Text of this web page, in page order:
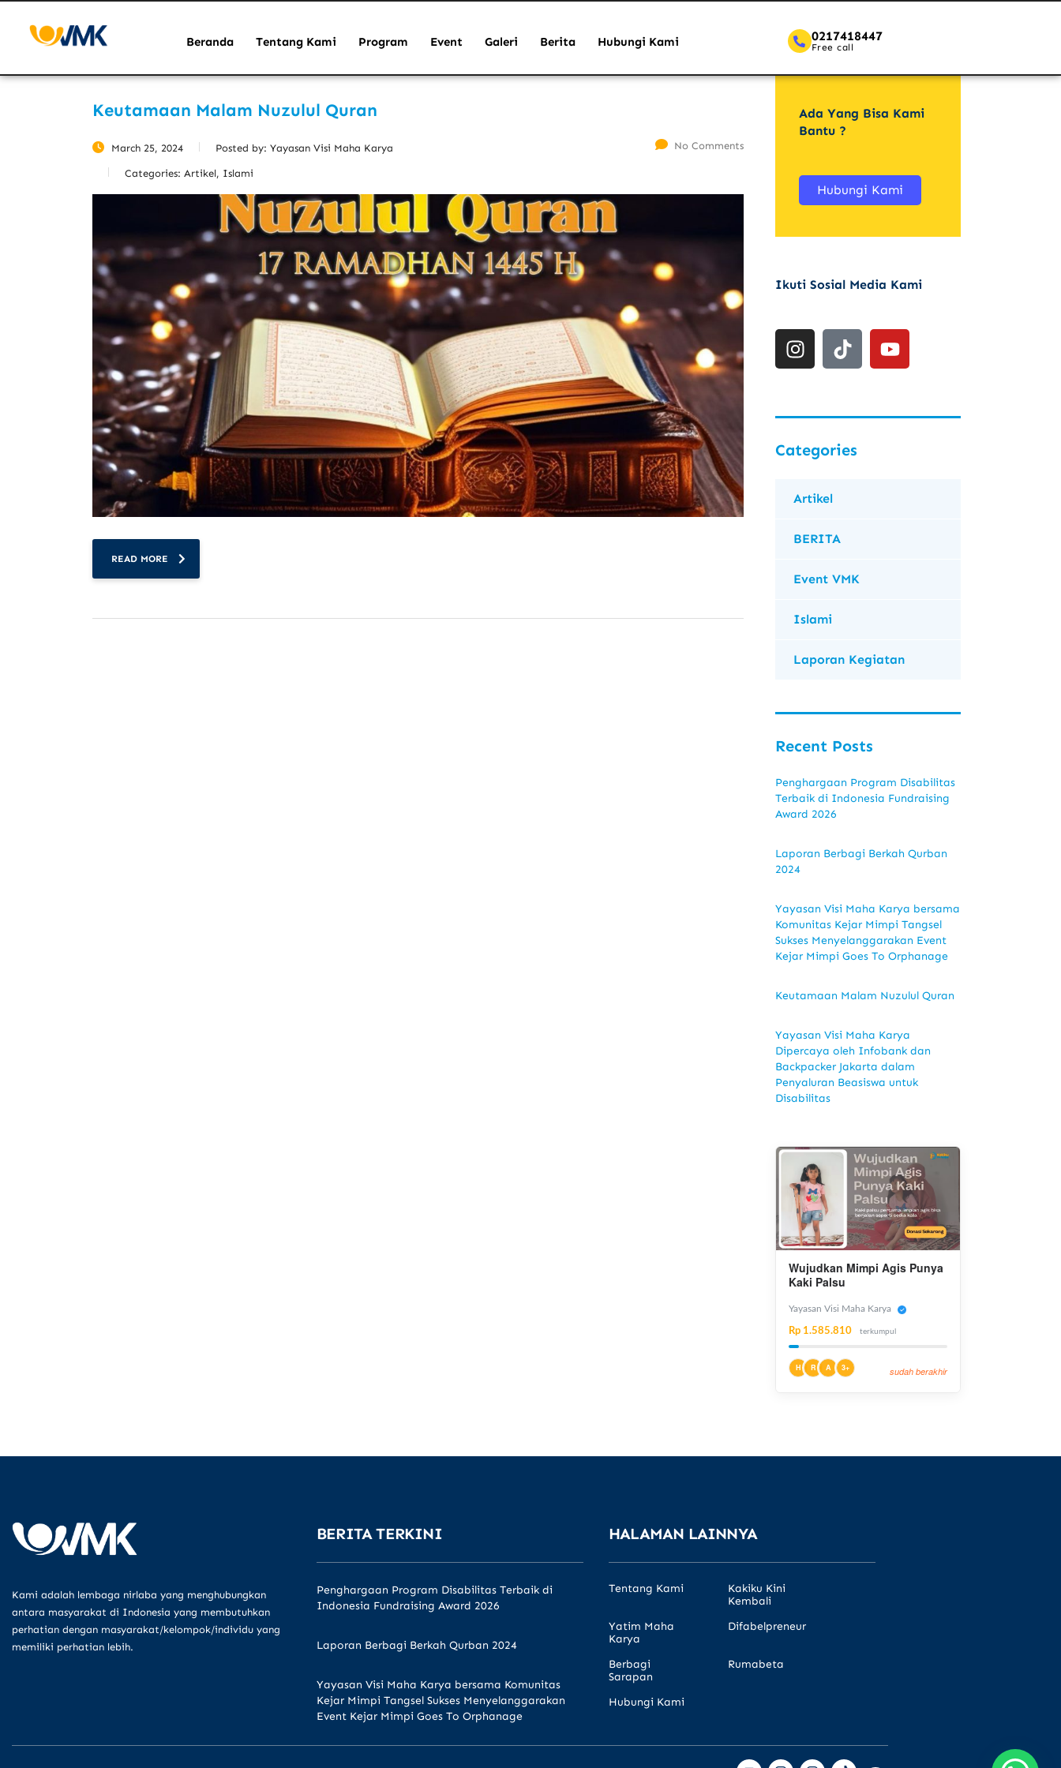
Beranda Tentang Kami Program Event Galeri Berita Hubungi Kami 0217418447
Free call
Keutamaan Malam Nuzulul Quran
March 25, 2024 Posted by: Yayasan Visi Maha Karya
Categories: Artikel, Islami
No Comments
READ MORE
Ada Yang Bisa Kami
Bantu ?
Hubungi Kami
Ikuti Sosial Media Kami
Categories
Artikel
BERITA
Event VMK
Islami
Laporan Kegiatan
Recent Posts
Penghargaan Program Disabilitas
Terbaik di Indonesia Fundraising
Award 2026
Laporan Berbagi Berkah Qurban
2024
Yayasan Visi Maha Karya bersama
Komunitas Kejar Mimpi Tangsel
Sukses Menyelanggarakan Event
Kejar Mimpi Goes To Orphanage
Keutamaan Malam Nuzulul Quran
Yayasan Visi Maha Karya
Dipercaya oleh Infobank dan
Backpacker Jakarta dalam
Penyaluran Beasiswa untuk
Disabilitas
Wujudkan Mimpi Agis Punya
Kaki Palsu
Yayasan Visi Maha Karya
Rp 1.585.810 terkumpul
H R A 3+ sudah berakhir
Kami adalah lembaga nirlaba yang menghubungkan
antara masyarakat di Indonesia yang membutuhkan
perhatian dengan masyarakat/kelompok/individu yang
memiliki perhatian lebih.
BERITA TERKINI
Penghargaan Program Disabilitas Terbaik di
Indonesia Fundraising Award 2026
Laporan Berbagi Berkah Qurban 2024
Yayasan Visi Maha Karya bersama Komunitas
Kejar Mimpi Tangsel Sukses Menyelanggarakan
Event Kejar Mimpi Goes To Orphanage
HALAMAN LAINNYA
Tentang Kami
Kakiku Kini
Kembali
Yatim Maha
Karya
Difabelpreneur
Berbagi
Sarapan
Rumabeta
Hubungi Kami